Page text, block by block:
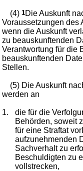
(4)1Die Auskunft
Voraussetzungen des
wenn die Auskunft
zu beauskunftenden
Verantwortung für die
beauskunftenden
Stellen.
(5) Die Auskunft
werden an
1.
die für die
Behörden, soweit
für eine Straftat
aufzunehmenden
Sachverhalt zu
Beschuldigten zu
vollstrecken,